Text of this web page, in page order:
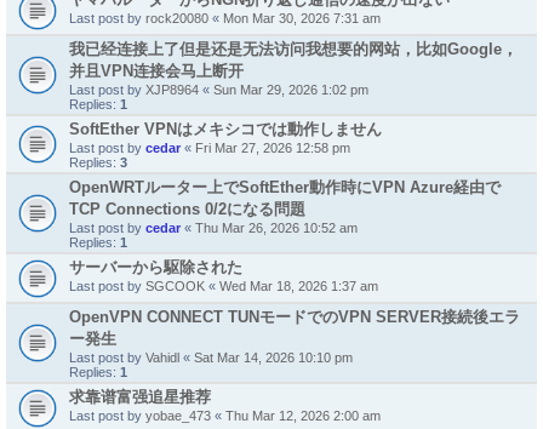
Last post by rock20080 « Mon Mar 30, 2026 7:31 am
我已经连接上了但是还是无法访问我想要的网站，比如Google，
并且VPN连接会马上断开
Last post by XJP8964 « Sun Mar 29, 2026 1:02 pm
Replies: 1
SoftEther VPNはメキシコでは動作しません
Last post by cedar « Fri Mar 27, 2026 12:58 pm
Replies: 3
OpenWRTルーター上でSoftEther動作時にVPN Azure経由で
TCP Connections 0/2になる問題
Last post by cedar « Thu Mar 26, 2026 10:52 am
Replies: 1
サーバーから駆除された
Last post by SGCOOK « Wed Mar 18, 2026 1:37 am
OpenVPN CONNECT TUNモードでのVPN SERVER接続後エラ
ー発生
Last post by Vahidl « Sat Mar 14, 2026 10:10 pm
Replies: 1
求靠谱富强追星推荐
Last post by yobae_473 « Thu Mar 12, 2026 2:00 am